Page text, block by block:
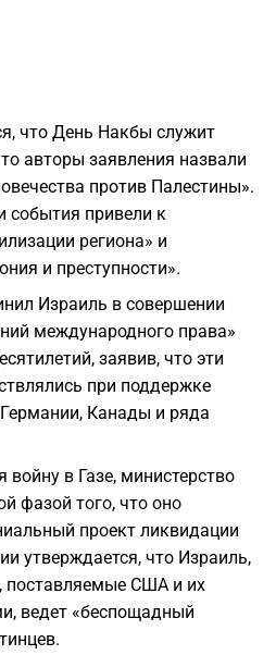
что День Накбы служит
авторы заявления назвали
против Палестины».
события привели к
региона» и
и преступности».
Израиль в совершении
международного права»
заявив, что эти
при поддержке
Канады и ряда
в Газе, министерство
фазой того, что оно
проект ликвидации
утверждается, что Израиль,
поставляемые США и их
ведет «беспощадный